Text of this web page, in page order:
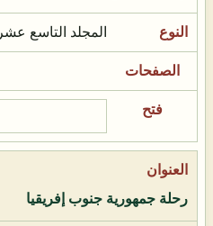
المجلد التاسع عشر
رحلة جمهورية جنوب إفريقيا